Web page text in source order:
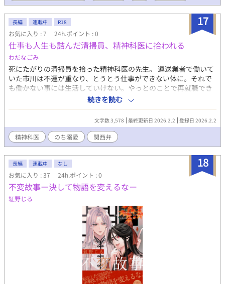
17
長編 連載中 R18
お気に入り : 7 24h.ポイント : 0
仕事も人生も詰んだ清掃員、精神科医に拾われる
わだなごみ
死にたがりの清掃員を拾った精神科医の先生。 運送業者で働いて
いた市川は不運が重なり、とうとう仕事ができない体に。それで
も働かない事には生活していけない。やっとのことで再就職でき
た先は清掃会社。そこでも彼の不運が重なってしまう。 耐え切れ
なくなった市川は命を絶つことを選ぶが、勇気を出せず泣いてい
た。 その時、タバコを咥えた、だらしない恰好の精神科医が声を
かけたのだった。
続きを読む
文字数 3,578 最終更新日 2026.2.2 登録日 2026.2.2
精神科医 のち溺愛 関西弁
18
長編 連載中 なし
お気に入り : 37 24h.ポイント : 0
不変故事ー決して物語を変えるなー
紅野じる